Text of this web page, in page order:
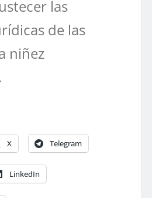
las
de las
niñez
X Telegram
LinkedIn